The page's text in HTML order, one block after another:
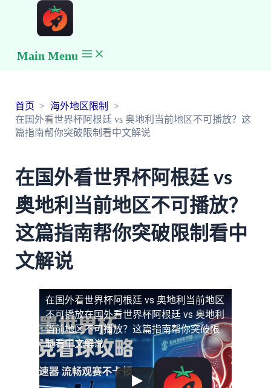
Main Menu
首页
海外地区限制
在国外看世界杯阿根廷 vs 奥地利当前地区不可播放？这
篇指南帮你突破限制看中文解说
在国外看世界杯阿根廷 vs
奥地利当前地区不可播放？
这篇指南帮你突破限制看中
文解说
在国外看世界杯阿根廷 vs 奥地利当前地区
不可播放在国外看世界杯阿根廷 vs 奥地利
当前地区不可播放？这篇指南帮你突破限
制看中文解说